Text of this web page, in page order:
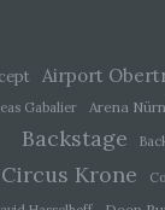
Airport
Gabalier
Arena
Backstage
Circus Krone